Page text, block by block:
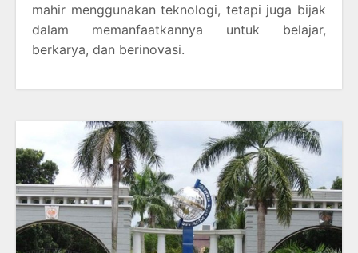
mahir menggunakan teknologi, tetapi juga bijak
dalam memanfaatkannya untuk belajar,
berkarya, dan berinovasi.